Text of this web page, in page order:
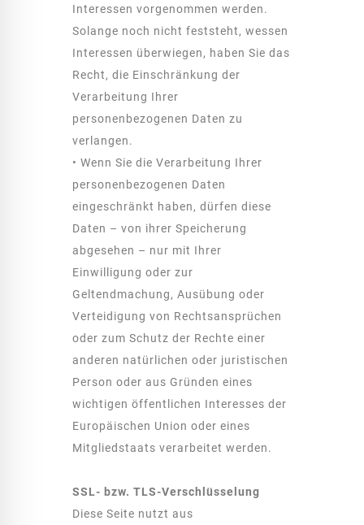
Interessen vorgenommen werden.
Solange noch nicht feststeht, wessen
Interessen überwiegen, haben Sie das
Recht, die Einschränkung der
Verarbeitung Ihrer
personenbezogenen Daten zu
verlangen.
• Wenn Sie die Verarbeitung Ihrer
personenbezogenen Daten
eingeschränkt haben, dürfen diese
Daten – von ihrer Speicherung
abgesehen – nur mit Ihrer
Einwilligung oder zur
Geltendmachung, Ausübung oder
Verteidigung von Rechtsansprüchen
oder zum Schutz der Rechte einer
anderen natürlichen oder juristischen
Person oder aus Gründen eines
wichtigen öffentlichen Interesses der
Europäischen Union oder eines
Mitgliedstaats verarbeitet werden.
SSL- bzw. TLS-Verschlüsselung
Diese Seite nutzt aus